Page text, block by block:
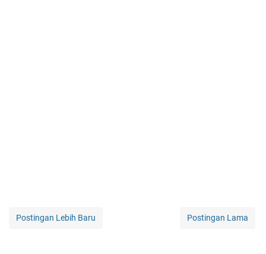
Postingan Lebih Baru Postingan Lama